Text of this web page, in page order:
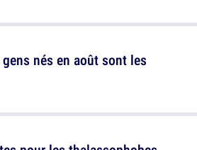
nés en août sont les